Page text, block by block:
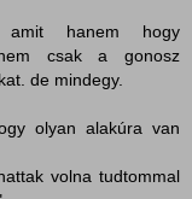
amit hanem hogy
csak a gonosz
de mindegy.
olyan alakúra van
volna tudtommal